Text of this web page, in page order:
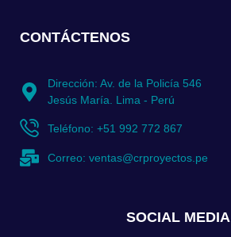
CONTÁCTENOS
Dirección: Av. de la Policía 546
Jesús María. Lima - Perú
Teléfono: +51 992 772 867
Correo: ventas@crproyectos.pe
SOCIAL MEDIA